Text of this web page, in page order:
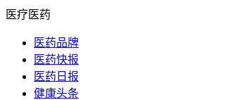
医疗医药
医药品牌
医药快报
医药日报
健康头条